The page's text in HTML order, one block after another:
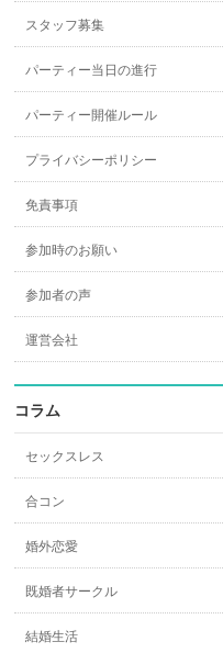
スタッフ募集
パーティー当日の進行
パーティー開催ルール
プライバシーポリシー
免責事項
参加時のお願い
参加者の声
運営会社
コラム
セックスレス
合コン
婚外恋愛
既婚者サークル
結婚生活